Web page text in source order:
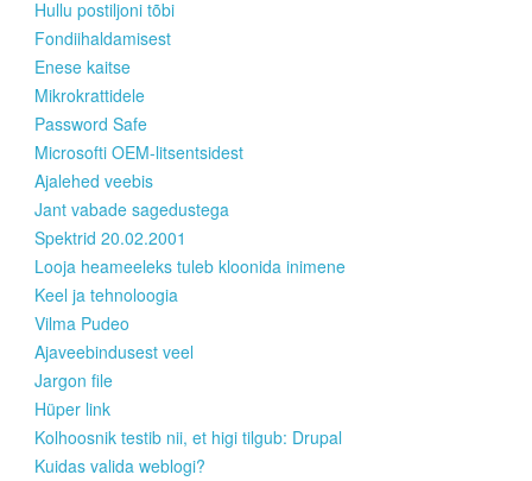
Hullu postiljoni tõbi
Fondiihaldamisest
Enese kaitse
Mikrokrattidele
Password Safe
Microsofti OEM-litsentsidest
Ajalehed veebis
Jant vabade sagedustega
Spektrid 20.02.2001
Looja heameeleks tuleb kloonida inimene
Keel ja tehnoloogia
Vilma Pudeo
Ajaveebindusest veel
Jargon file
Hüper link
Kolhoosnik testib nii, et higi tilgub: Drupal
Kuidas valida weblogi?